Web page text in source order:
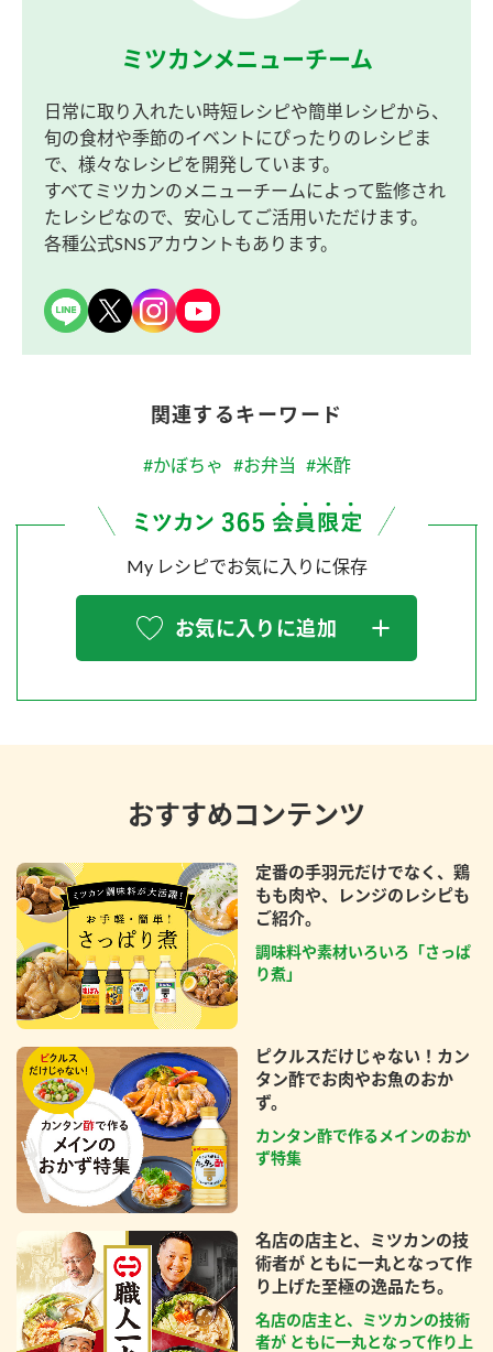
ミツカンメニューチーム
日常に取り入れたい時短レシピや簡単レシピから、
旬の食材や季節のイベントにぴったりのレシピま
で、様々なレシピを開発しています。
すべてミツカンのメニューチームによって監修され
たレシピなので、安心してご活用いただけます。
各種公式SNSアカウントもあります。
関連するキーワード
#かぼちゃ #お弁当 #米酢
My レシピでお気に入りに保存
お気に入りに追加
おすすめコンテンツ
定番の手羽元だけでなく、鶏
もも肉や、レンジのレシピも
ご紹介。
調味料や素材いろいろ「さっぱ
り煮」
ピクルスだけじゃない！カン
タン酢でお肉やお魚のおか
ず。
カンタン酢で作るメインのおか
ず特集
名店の店主と、ミツカンの技
術者が ともに一丸となって作
り上げた至極の逸品たち。
名店の店主と、ミツカンの技術
者が ともに一丸となって作り上